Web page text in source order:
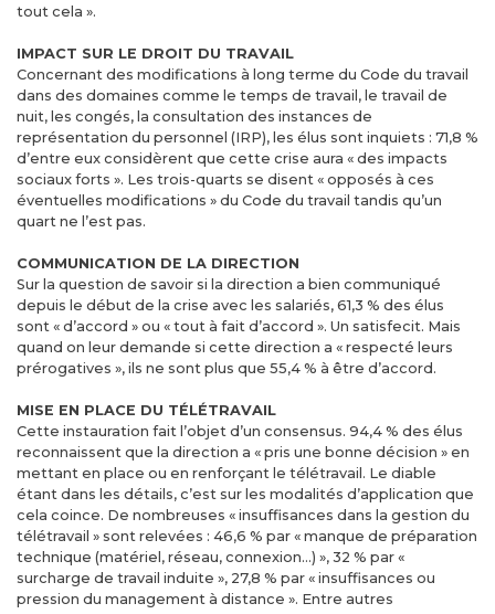
tout cela ».
IMPACT SUR LE DROIT DU TRAVAIL
Concernant des modifications à long terme du Code du travail
dans des domaines comme le temps de travail, le travail de
nuit, les congés, la consultation des instances de
représentation du personnel (IRP), les élus sont inquiets : 71,8 %
d’entre eux considèrent que cette crise aura « des impacts
sociaux forts ». Les trois-quarts se disent « opposés à ces
éventuelles modifications » du Code du travail tandis qu’un
quart ne l’est pas.
COMMUNICATION DE LA DIRECTION
Sur la question de savoir si la direction a bien communiqué
depuis le début de la crise avec les salariés, 61,3 % des élus
sont « d’accord » ou « tout à fait d’accord ». Un satisfecit. Mais
quand on leur demande si cette direction a « respecté leurs
prérogatives », ils ne sont plus que 55,4 % à être d’accord.
MISE EN PLACE DU TÉLÉTRAVAIL
Cette instauration fait l’objet d’un consensus. 94,4 % des élus
reconnaissent que la direction a « pris une bonne décision » en
mettant en place ou en renforçant le télétravail. Le diable
étant dans les détails, c’est sur les modalités d’application que
cela coince. De nombreuses « insuffisances dans la gestion du
télétravail » sont relevées : 46,6 % par « manque de préparation
technique (matériel, réseau, connexion…) », 32 % par «
surcharge de travail induite », 27,8 % par « insuffisances ou
pression du management à distance ». Entre autres